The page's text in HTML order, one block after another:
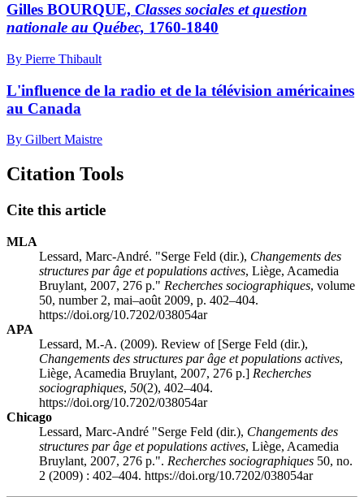
Gilles BOURQUE, Classes sociales et question
nationale au Québec, 1760-1840
By Pierre Thibault
L'influence de la radio et de la télévision américaines
au Canada
By Gilbert Maistre
Citation Tools
Cite this article
MLA
Lessard, Marc-André. "Serge Feld (dir.), Changements des
structures par âge et populations actives, Liège, Acamedia
Bruylant, 2007, 276 p." Recherches sociographiques, volume
50, number 2, mai–août 2009, p. 402–404.
https://doi.org/10.7202/038054ar
APA
Lessard, M.-A. (2009). Review of [Serge Feld (dir.),
Changements des structures par âge et populations actives,
Liège, Acamedia Bruylant, 2007, 276 p.] Recherches
sociographiques, 50(2), 402–404.
https://doi.org/10.7202/038054ar
Chicago
Lessard, Marc-André "Serge Feld (dir.), Changements des
structures par âge et populations actives, Liège, Acamedia
Bruylant, 2007, 276 p.". Recherches sociographiques 50, no.
2 (2009) : 402–404. https://doi.org/10.7202/038054ar